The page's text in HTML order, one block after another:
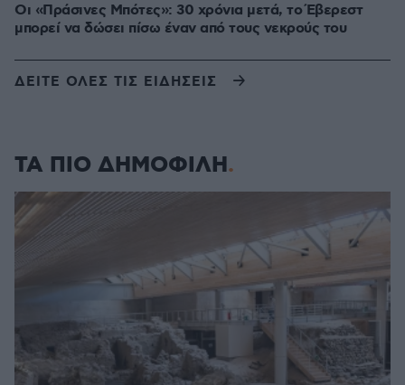
Οι «Πράσινες Μπότες»: 30 χρόνια μετά, το Έβερεστ
μπορεί να δώσει πίσω έναν από τους νεκρούς του
ΔΕΙΤΕ ΟΛΕΣ ΤΙΣ ΕΙΔΗΣΕΙΣ
ΤΑ ΠΙΟ ΔΗΜΟΦΙΛΗ